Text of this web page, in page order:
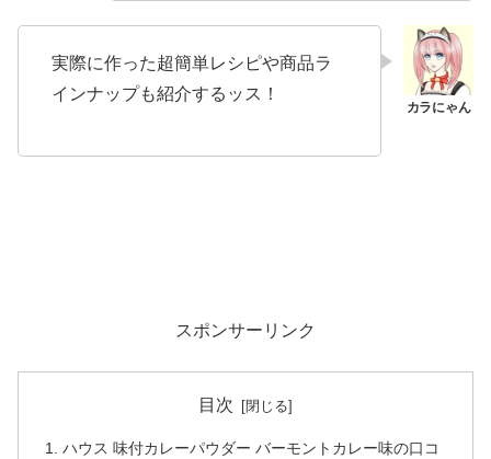
実際に作った超簡単レシピや商品ラ
インナップも紹介するッス！
スポンサーリンク
目次
ハウス 味付カレーパウダー バーモントカレー味の口コ